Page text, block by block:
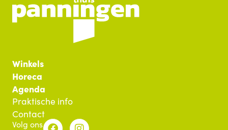
Winkels
Horeca
Agenda
Praktische info
Contact
Volg ons